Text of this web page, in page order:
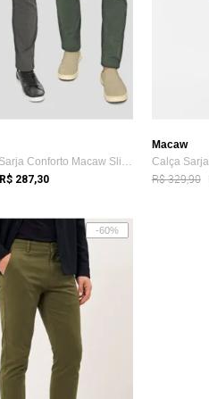
Kit 2 Calça Sarja Conforto Macaw Slim Fi...
R$ 287,30
Macaw
R$ 329,90
-60%